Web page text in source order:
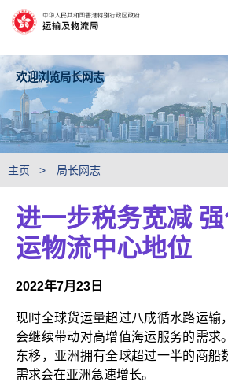
欢迎浏览局长网志
主页 局长网志
进一步税务宽减
运物流中心地位
2022年7月23日
现时全球货运量超过八成循水路运输
会继续带动对高增值海运服务的需求
东移，亚洲拥有全球超过一半的商船
需求会在亚洲急速增长。